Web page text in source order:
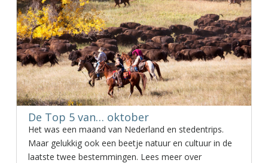
De Top 5 van… oktober
Het was een maand van Nederland en stedentrips.
Maar gelukkig ook een beetje natuur en cultuur in de
laatste twee bestemmingen. Lees meer over